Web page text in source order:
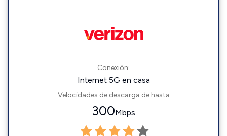
Conexión:
Internet 5G en casa
Velocidades de descarga de hasta
300Mbps